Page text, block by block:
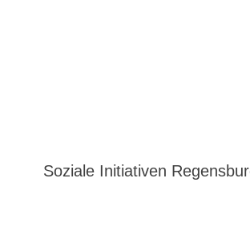
Soziale Initiativen